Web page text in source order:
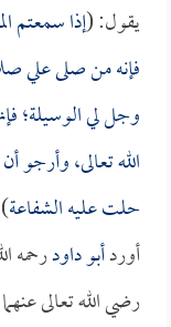
يقول: (إذا سمعتم
فإنه من صلى علي
وجل لي الوسيلة؛
الله تعالى، وأرجو
حلت عليه الشفاعة
أوردأبو داودرحمه
رضي الله تعالى